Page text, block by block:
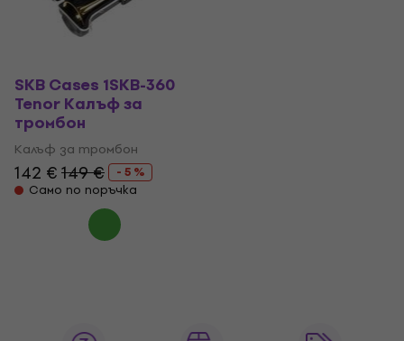
SKB Cases 1SKB-360
Tenor Калъф за
тромбон
Калъф за тромбон
142 €149 €
- 5 %
Само по поръчка